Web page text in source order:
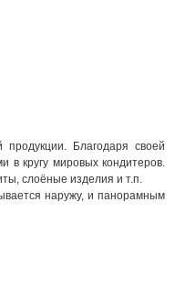
Благодаря своей
в кругу мировых кондитеров.
слоёные изделия и т.п.
наружу, и панорамным